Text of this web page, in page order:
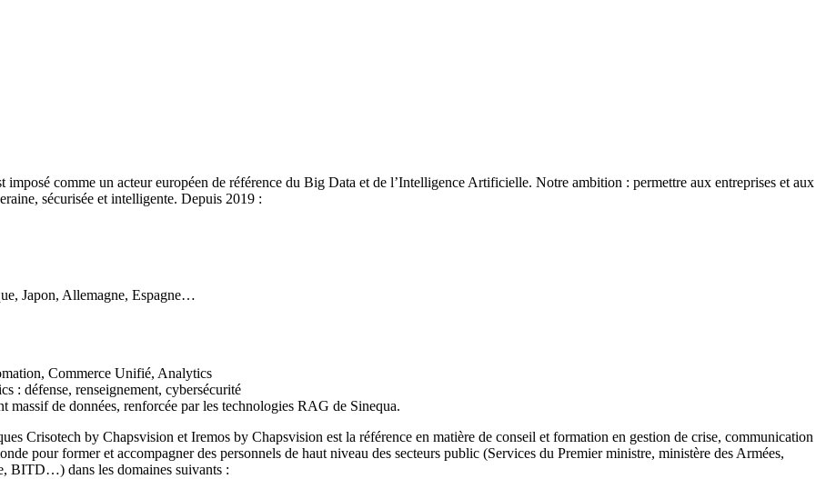
imposé comme un acteur européen de référence du Big Data et de l’Intelligence Artificielle. Notre ambition : permettre aux entreprises et aux
sécurisée et intelligente. Depuis 2019 :
Japon, Allemagne, Espagne…
Commerce Unifié, Analytics
: défense, renseignement, cybersécurité
de données, renforcée par les technologies RAG de Sinequa.
Crisotech by Chapsvision et Iremos by Chapsvision est la référence en matière de conseil et formation en gestion de crise, communication
pour former et accompagner des personnels de haut niveau des secteurs public (Services du Premier ministre, ministère des Armées,
BITD…) dans les domaines suivants :